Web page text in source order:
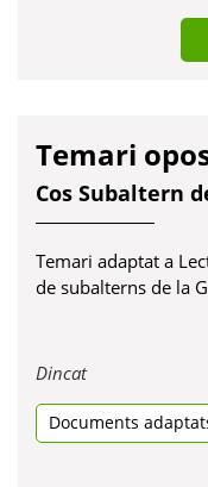
Temari
Cos Subaltern
Temari adaptat a
de subalterns de la
DincatObre
una
pestanya
Documents